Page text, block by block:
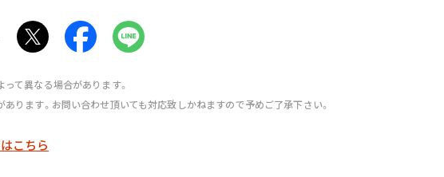
て異なる場合があります。
ります。お問い合わせ頂いても対応致しかねますので予めご了承下さい。
こちら